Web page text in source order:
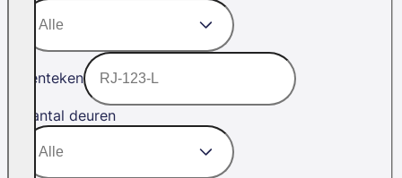
Kenteken
Aantal deuren